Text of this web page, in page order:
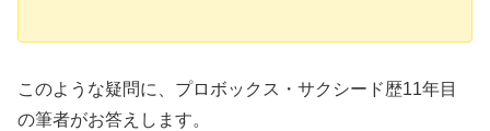
このような疑問に、プロボックス・サクシード歴11年目
の筆者がお答えします。